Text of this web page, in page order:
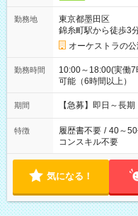
勤務地
東京都墨田区
錦糸町駅から徒歩3
オーケストラの
勤務時間
10:00～18:00(実働
可能（6時間以上）
期間 【急募】即日～長
特徴 履歴書不要 / 40～
コンスキル不要
気になる！